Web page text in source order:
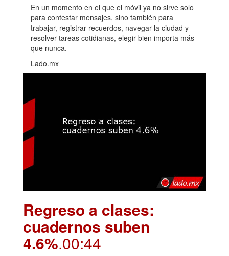
En un momento en el que el móvil ya no sirve solo
para contestar mensajes, sino también para
trabajar, registrar recuerdos, navegar la ciudad y
resolver tareas cotidianas, elegir bien importa más
que nunca.
Lado.mx
Regreso a clases:
cuadernos suben
4.6%.00:44